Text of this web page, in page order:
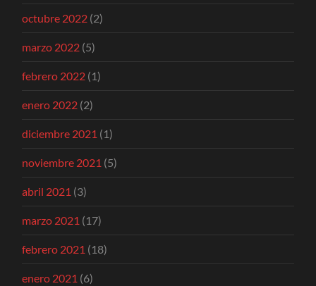
octubre 2022 (2)
marzo 2022 (5)
febrero 2022 (1)
enero 2022 (2)
diciembre 2021 (1)
noviembre 2021 (5)
abril 2021 (3)
marzo 2021 (17)
febrero 2021 (18)
enero 2021 (6)